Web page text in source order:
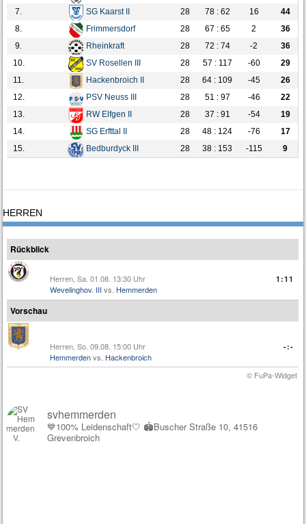
7.
SG Kaarst II 28 78 : 62 16
44
8.
Frimmersdorf 28 67 : 65 2
36
9.
Rheinkraft 28 72 : 74 -2
36
10.
SV Rosellen III 28 57 : 117 -60
29
11.
Hackenbroich II 28 64 : 109 -45
26
12.
PSV Neuss III 28 51 : 97 -46
22
13.
RW Elfgen II 28 37 : 91 -54
19
14.
SG Erfttal II 28 48 : 124 -76
17
15.
Bedburdyck III 28 38 : 153 -115 9
HERREN
Rückblick
Herren, Sa. 01.08. 13:30 Uhr
Wevelinghov. IIIvs. Hemmerden
1:11
Vorschau
Herren, So. 09.08. 15:00 Uhr
Hemmerdenvs. Hackenbroich
-:-
© FuPa-Widget
svhemmerden
💙100% Leidenschaft🤍 🏟️Buscher Straße 10, 41516
Grevenbroich